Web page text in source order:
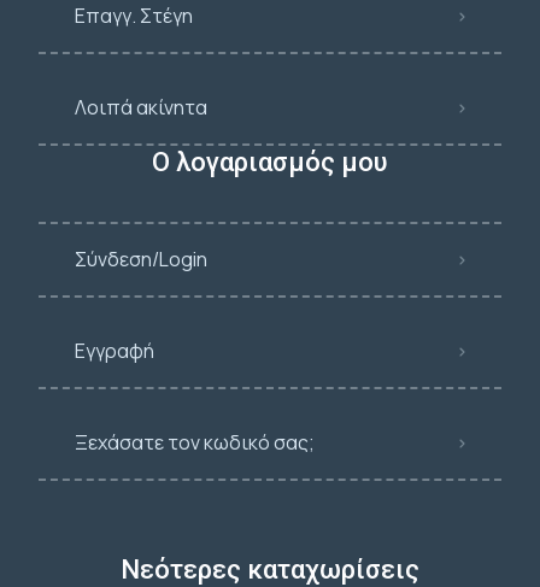
Επαγγ. Στέγη
Λοιπά ακίνητα
Ο λογαριασμός μου
Σύνδεση/Login
Εγγραφή
Ξεχάσατε τον κωδικό σας;
Νεότερες καταχωρίσεις